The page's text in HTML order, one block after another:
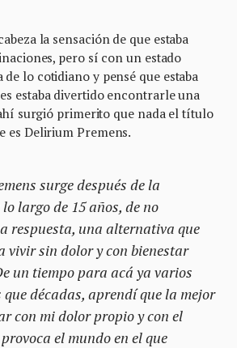
la sensación de que estaba
pero sí con un estado
lo cotidiano y pensé que estaba
estaba divertido encontrarle una
surgió primerito que nada el título
es Delirium Premens.
surge después de la
largo de 15 años, de no
respuesta, una alternativa que
vivir sin dolor y con bienestar
un tiempo para acá ya varios
que décadas, aprendí que la mejor
con mi dolor propio y con el
el mundo en el que